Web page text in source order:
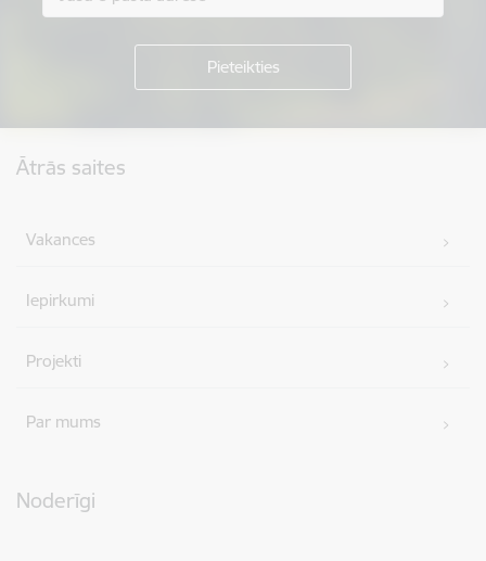
Ātrās saites
Vakances
Iepirkumi
Projekti
Par mums
Noderīgi